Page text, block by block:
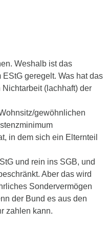
Weshalb ist das
geregelt. Was hat das
(lachhaft) der
gewöhnlichen
in dem sich ein Elternteil
und rein ins SGB, und
Aber das wird
Sondervermögen
der Bund es aus den
zahlen kann.